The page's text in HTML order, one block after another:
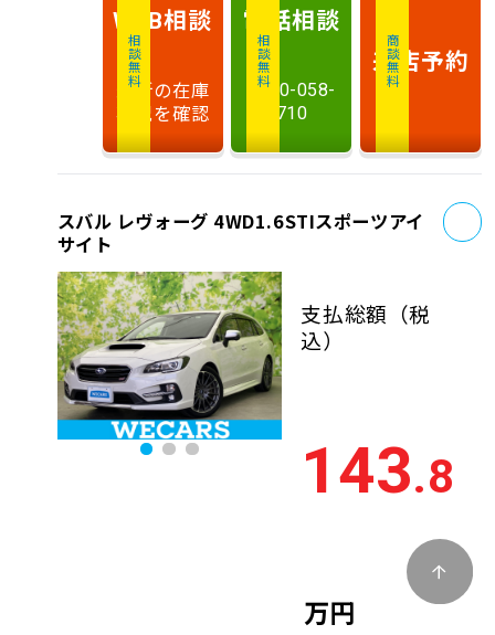
相談無料
WEB相談
最新の在庫
状況を確認
相談無料
電話相談
0120-058-
710
商談無料
来店予約
スバル レヴォーグ 4WD1.6STIスポーツアイ
サイト
支払総額 （税
込）
143.8
万円